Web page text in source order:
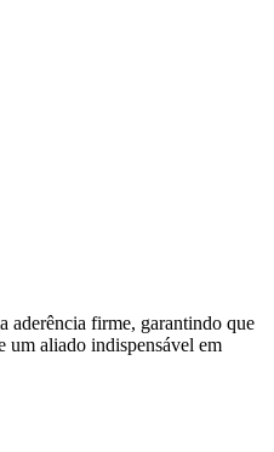
aderência firme, garantindo que
um aliado indispensável em